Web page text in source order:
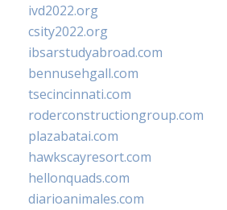
ivd2022.org
csity2022.org
ibsarstudyabroad.com
bennusehgall.com
tsecincinnati.com
roderconstructiongroup.com
plazabatai.com
hawkscayresort.com
hellonquads.com
diarioanimales.com